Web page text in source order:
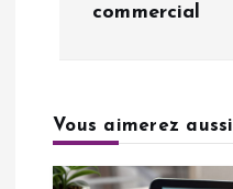
t
commercial
Vous aimerez aussi